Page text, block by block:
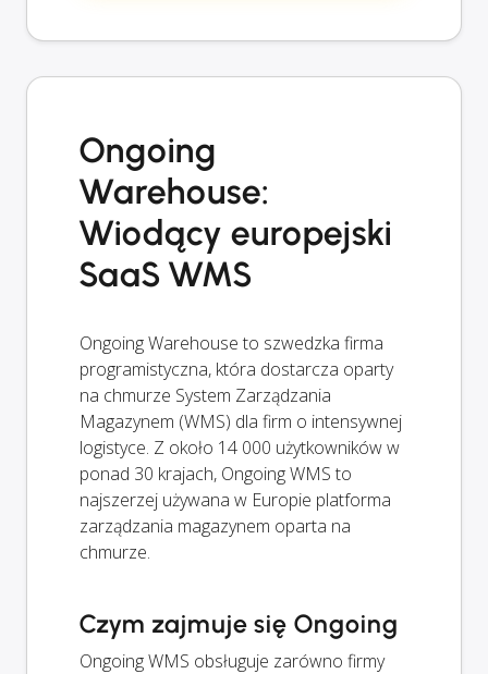
Ongoing
Warehouse:
Wiodący europejski
SaaS WMS
Ongoing Warehouse to szwedzka firma
programistyczna, która dostarcza oparty
na chmurze System Zarządzania
Magazynem (WMS) dla firm o intensywnej
logistyce. Z około 14 000 użytkowników w
ponad 30 krajach, Ongoing WMS to
najszerzej używana w Europie platforma
zarządzania magazynem oparta na
chmurze.
Czym zajmuje się Ongoing
Ongoing WMS obsługuje zarówno firmy